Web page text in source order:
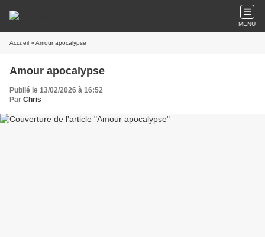
MENU
Accueil » Amour apocalypse
Amour apocalypse
Publié le 13/02/2026 à 16:52
Par Chris